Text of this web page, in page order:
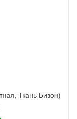
Ткань Бизон)